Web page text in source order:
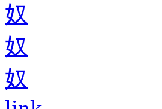
奴
奴
奴